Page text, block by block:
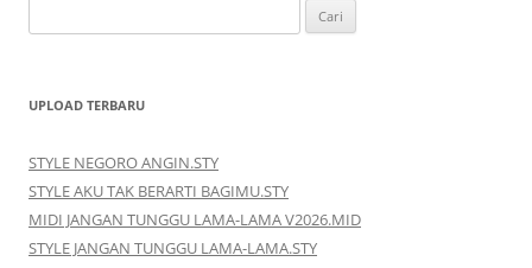
untuk:
UPLOAD TERBARU
STYLE NEGORO ANGIN.STY
STYLE AKU TAK BERARTI BAGIMU.STY
MIDI JANGAN TUNGGU LAMA-LAMA V2026.MID
STYLE JANGAN TUNGGU LAMA-LAMA.STY